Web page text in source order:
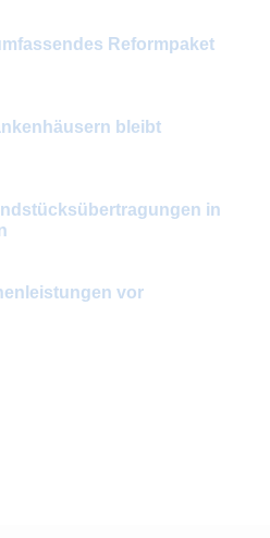
Reformpaket
bleibt
in
vor